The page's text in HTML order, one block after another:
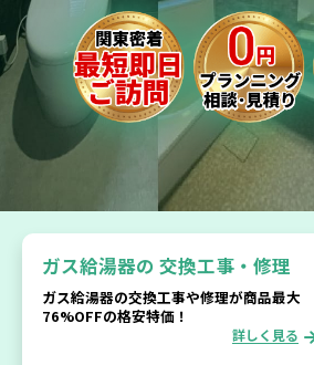
ガス給湯器の 交換工事・修理
ガス給湯器の交換工事や修理が商品最大
76%OFFの格安特価！
詳しく見る